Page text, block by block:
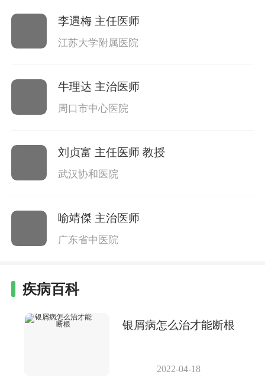
李遇梅 主任医师
江苏大学附属医院
牛理达 主治医师
周口市中心医院
刘贞富 主任医师 教授
武汉协和医院
喻靖傑 主治医师
广东省中医院
疾病百科
银屑病怎么治才能断根
2022-04-18